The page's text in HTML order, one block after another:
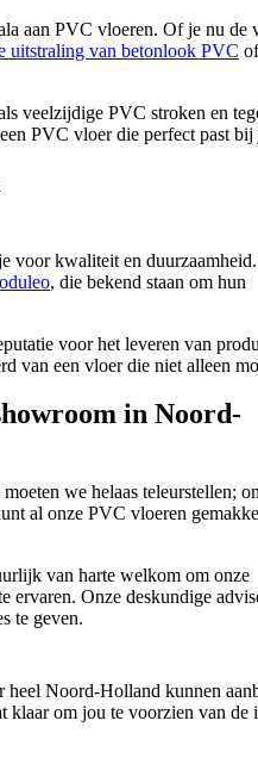
aan PVC vloeren. Of je nu de
uitstraling van betonlook PVC
veelzijdige PVC stroken en
PVC vloer die perfect past
voor kwaliteit en
, die bekend staan om hun
voor het leveren van
van een vloer die niet alleen
in Noord-
we helaas teleurstellen;
al onze PVC vloeren
van harte welkom om onze
Onze deskundige
te geven.
Noord-Holland kunnen
klaar om jou te voorzien van de